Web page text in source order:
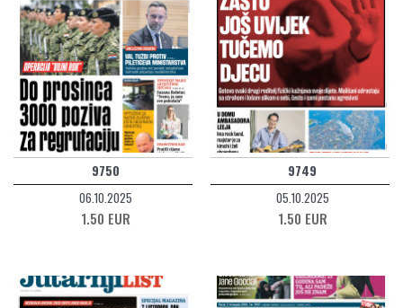
9750
06.10.2025
1.50 EUR
9749
05.10.2025
1.50 EUR